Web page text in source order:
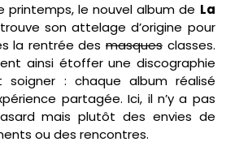
printemps, le nouvel album de La
son attelage d’origine pour
la rentrée des masquesclasses.
ainsi étoffer une discographie
: chaque album réalisé
partagée. Ici, il n’y a pas
mais plutôt des envies de
ou des rencontres.